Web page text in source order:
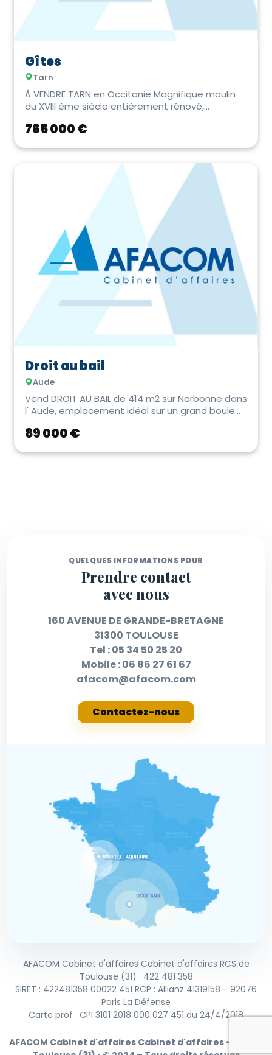
Gîtes
Tarn
À VENDRE TARN en Occitanie Magnifique moulin
du XVIII ème siècle entièrement rénové,
765 000 €
Droit au bail
Aude
Vend DROIT AU BAIL de 414 m2 sur Narbonne dans
l' Aude, emplacement idéal sur un grand boule...
89 000 €
QUELQUES INFORMATIONS POUR
Prendre contact
avec nous
160 AVENUE DE GRANDE-BRETAGNE
31300 TOULOUSE
Tel :05 34 50 25 20
Mobile :06 86 27 61 67
afacom@afacom.com
Contactez-nous
AFACOM Cabinet d'affaires Cabinet d'affaires RCS de
Toulouse (31) : 422 481 358
SIRET : 422481358 00022 451 RCP : Allianz 41319158 - 92076
Paris La Défense
Carte prof : CPI 3101 2018 000 027 451 du 24/4/2018
AFACOM Cabinet d'affaires Cabinet d'affaires • RCS de